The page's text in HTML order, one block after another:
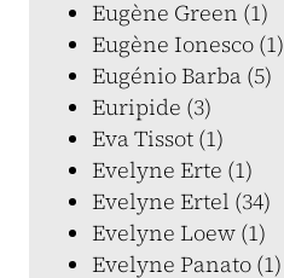
Eugène Green (1)
Eugène Ionesco (1)
Eugénio Barba (5)
Euripide (3)
Eva Tissot (1)
Evelyne Erte (1)
Evelyne Ertel (34)
Evelyne Loew (1)
Evelyne Panato (1)